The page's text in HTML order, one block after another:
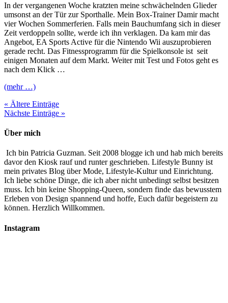
In der vergangenen Woche kratzten meine schwächelnden Glieder
umsonst an der Tür zur Sporthalle. Mein Box-Trainer Damir macht
vier Wochen Sommerferien. Falls mein Bauchumfang sich in dieser
Zeit verdoppeln sollte, werde ich ihn verklagen. Da kam mir das
Angebot, EA Sports Active für die Nintendo Wii auszuprobieren
gerade recht. Das Fitnessprogramm für die Spielkonsole ist seit
einigen Monaten auf dem Markt. Weiter mit Test und Fotos geht es
nach dem Klick …
(mehr …)
« Ältere Einträge
Nächste Einträge »
Über mich
Ich bin Patricia Guzman. Seit 2008 blogge ich und hab mich bereits
davor den Kiosk rauf und runter geschrieben. Lifestyle Bunny ist
mein privates Blog über Mode, Lifestyle-Kultur und Einrichtung.
Ich liebe schöne Dinge, die ich aber nicht unbedingt selbst besitzen
muss. Ich bin keine Shopping-Queen, sondern finde das bewusstem
Erleben von Design spannend und hoffe, Euch dafür begeistern zu
können. Herzlich Willkommen.
Instagram